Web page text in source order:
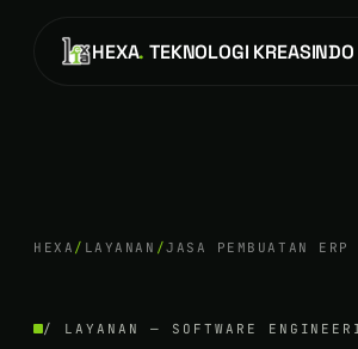
HEXA. TEKNOLOGI KREASINDO
HEXA / LAYANAN /JASA PEMBUATAN ERP
/ LAYANAN — SOFTWARE